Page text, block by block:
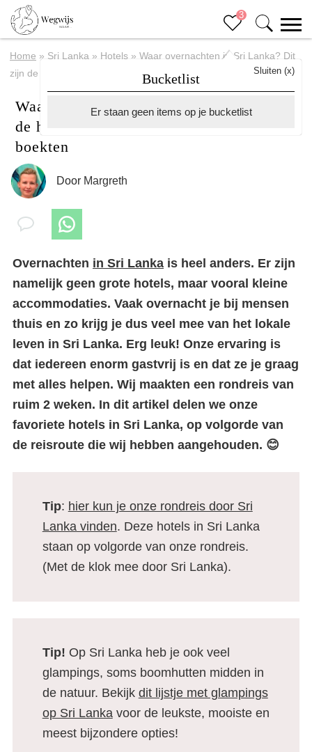
3
Bucketlist
Sluiten (x)
Er staan geen items op je bucketlist
Home » Sri Lanka » Hotels » Waar overnachten in Sri Lanka? Dit
zijn de hotels en accommodaties die wij boekten
Waar overnachten in Sri Lanka? Dit zijn
de hotels en accommodaties die wij
boekten
Door Margreth
Overnachten in Sri Lanka is heel anders. Er zijn
namelijk geen grote hotels, maar vooral kleine
accommodaties. Vaak overnacht je bij mensen
thuis en zo krijg je dus veel mee van het lokale
leven in Sri Lanka. Erg leuk! Onze ervaring is
dat iedereen enorm gastvrij is en dat ze je graag
met alles helpen. Wij maakten een rondreis van
ruim 2 weken. In dit artikel delen we onze
favoriete hotels in Sri Lanka, op volgorde van
de reisroute die wij hebben aangehouden. 😊
Tip: hier kun je onze rondreis door Sri
Lanka vinden. Deze hotels in Sri Lanka
staan op volgorde van onze rondreis.
(Met de klok mee door Sri Lanka).
Tip! Op Sri Lanka heb je ook veel
glampings, soms boomhutten midden in
de natuur. Bekijk dit lijstje met glampings
op Sri Lankavoor de leukste, mooiste en
meest bijzondere opties!